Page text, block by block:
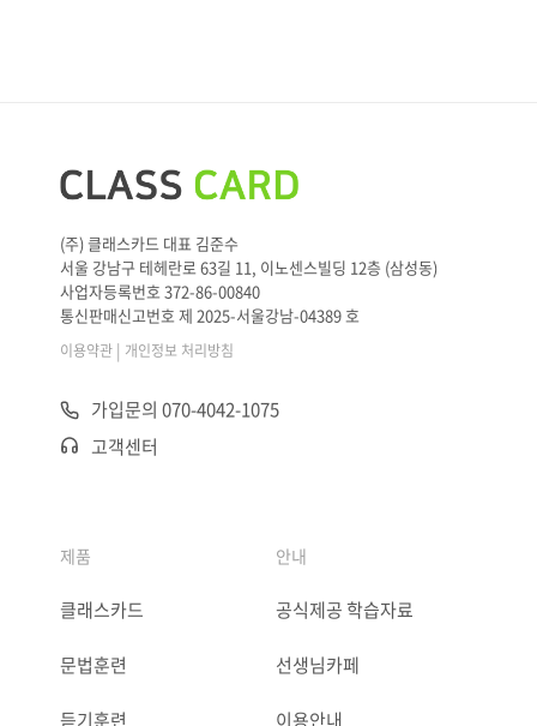
(주) 클래스카드 대표 김준수
서울 강남구 테헤란로 63길 11, 이노센스빌딩 12층 (삼성동)
사업자등록번호 372-86-00840
통신판매신고번호 제 2025-서울강남-04389 호
이용약관 | 개인정보 처리방침
가입문의 070-4042-1075
고객센터
제품
클래스카드
문법훈련
듣기훈련
안내
공식제공 학습자료
선생님카페
이용안내